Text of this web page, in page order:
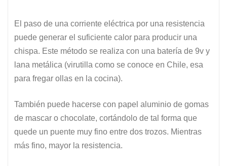
El paso de una corriente eléctrica por una resistencia
puede generar el suficiente calor para producir una
chispa. Este método se realiza con una batería de 9v y
lana metálica (virutilla como se conoce en Chile, esa
para fregar ollas en la cocina).
También puede hacerse con papel aluminio de gomas
de mascar o chocolate, cortándolo de tal forma que
quede un puente muy fino entre dos trozos. Mientras
más fino, mayor la resistencia.